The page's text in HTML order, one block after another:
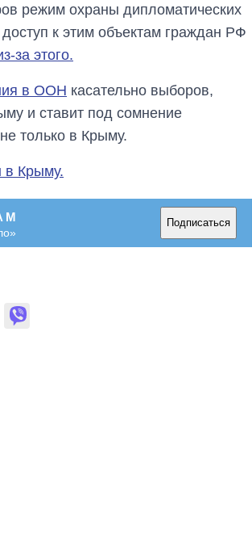
режим охраны дипломатических
к этим объектам граждан РФ
за этого.
в ООН касательно выборов,
и ставит под сомнение
только в Крыму.
в Крыму.
Подписаться